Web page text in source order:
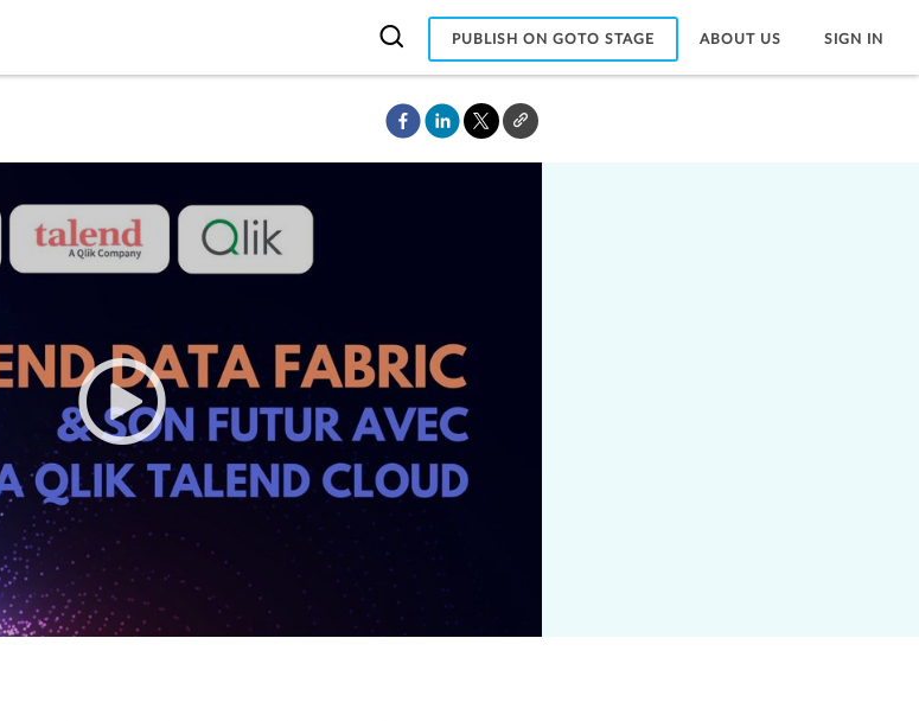
PUBLISH ON GOTO STAGE ABOUT US SIGN IN